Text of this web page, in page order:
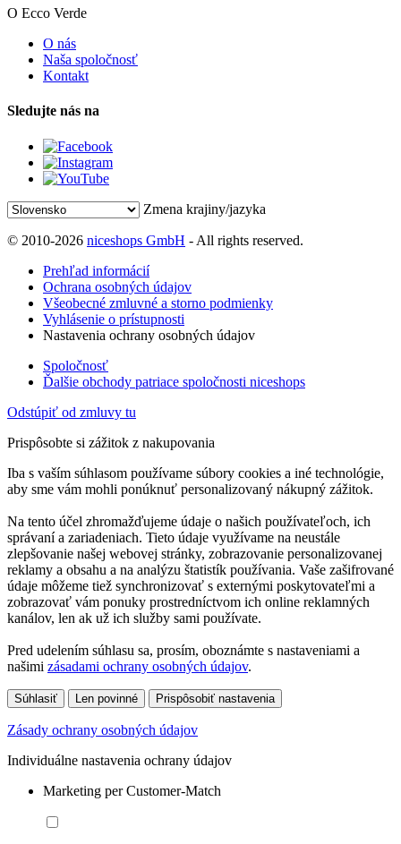
O Ecco Verde
O nás
Naša spoločnosť
Kontakt
Sledujte nás na
Zmena krajiny/jazyka
© 2010-2026 niceshops GmbH - All rights reserved.
Prehľad informácií
Ochrana osobných údajov
Všeobecné zmluvné a storno podmienky
Vyhlásenie o prístupnosti
Nastavenia ochrany osobných údajov
Spoločnosť
Ďalšie obchody patriace spoločnosti niceshops
Odstúpiť od zmluvy tu
Prispôsobte si zážitok z nakupovania
Iba s vaším súhlasom používame súbory cookies a iné technológie,
aby sme vám mohli ponúknuť personalizovaný nákupný zážitok.
Na tento účel zhromažďujeme údaje o našich používateľoch, ich
správaní a zariadeniach. Tieto údaje využívame na neustále
zlepšovanie našej webovej stránky, zobrazovanie personalizovanej
reklamy a obsahu a na analýzu štatistík používania. Vaše zašifrované
údaje môžeme tiež synchronizovať s externými poskytovateľmi a
zobrazovať vám ponuky prostredníctvom ich online reklamných
kanálov, len ak už ich služby sami používate.
Pred udelením súhlasu sa, prosím, oboznámte s nastaveniami a
našimi zásadami ochrany osobných údajov.
Súhlasiť Len povinné Prispôsobiť nastavenia
Zásady ochrany osobných údajov
Individuálne nastavenia ochrany údajov
Marketing per Customer-Match